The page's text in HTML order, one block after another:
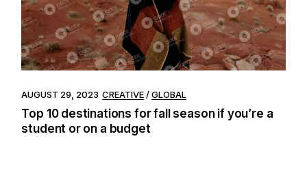
AUGUST 29, 2023 CREATIVE GLOBAL
Top 10 destinations for fall season if you’re a
student or on a budget